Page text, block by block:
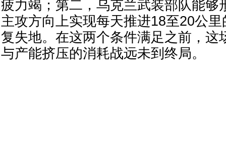
疲力竭；第二，乌克兰武装部队能够
主攻方向上实现每天推进18至20公
复失地。在这两个条件满足之前，这
与产能挤压的消耗战远未到终局。